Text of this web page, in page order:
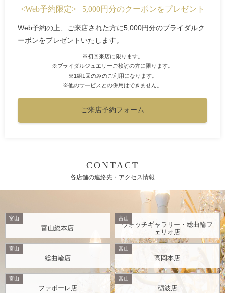
<Web予約限定> 5,000円分のクーポンをプレゼント
Web予約の上、ご来店された方に5,000円分のブライダルク
ーポンをプレゼントいたします。
※初回来店に限ります。
※ブライダルジュエリーご検討の方に限ります。
※1組1回のみのご利用になります。
※他のサービスとの併用はできません。
ご来店予約フォーム
CONTACT
各店舗の連絡先・アクセス情報
富山
富山総本店
富山
ウォッチギャラリー・総曲輪フ
ェリオ店
富山
総曲輪店
富山
高岡本店
富山
ファボーレ店
富山
砺波店